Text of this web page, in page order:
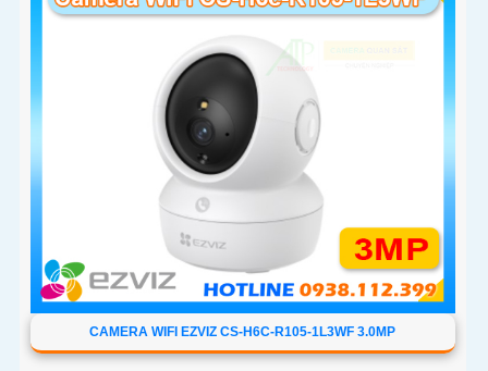
CAMERA WIFI EZVIZ CS-H6C-R105-1L3WF 3.0MP